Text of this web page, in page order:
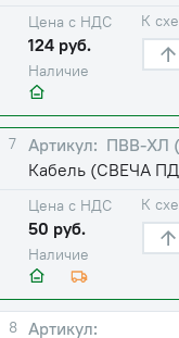
Наличие
Цена с НДС
124 руб.
К
7
ПВВ-ХЛ
Кабель (СВЕЧА
Наличие
Цена с НДС
50 руб.
К
8